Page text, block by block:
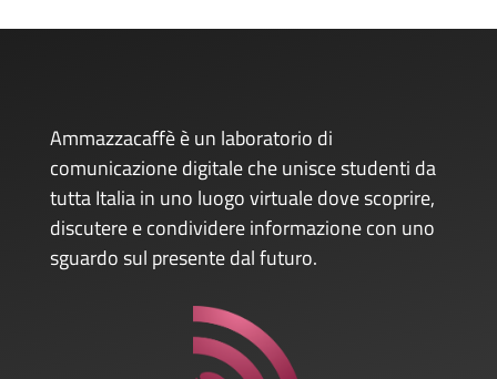
Ammazzacaffè è un laboratorio di
comunicazione digitale che unisce studenti da
tutta Italia in uno luogo virtuale dove scoprire,
discutere e condividere informazione con uno
sguardo sul presente dal futuro.